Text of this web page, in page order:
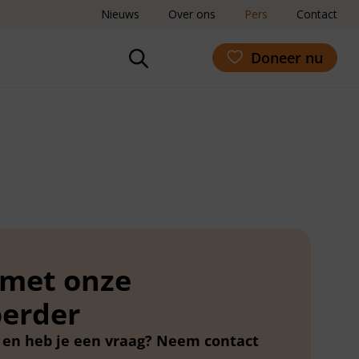
Nieuws Over ons Pers Contact
Doneer nu
onze
heb je een vraag? Neem contact